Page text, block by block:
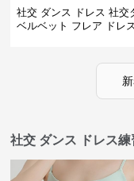
社交 ダンス ドレス 社交
ベルベット フレア ドレ
社交 ダンス ドレス